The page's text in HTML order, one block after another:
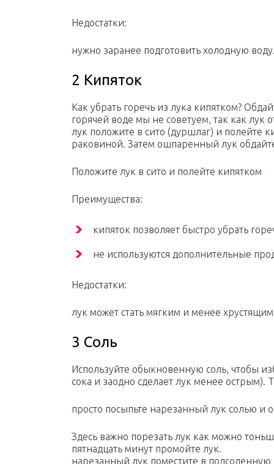
Недостатки:
нужно заранее подготовить холодную
2 Кипяток
Как убрать горечь из лука кипятком?
горячей воде мы не советуем, так как лук
лук положите в сито (дуршлаг) и полейте
раковиной. Затем ошпаренный лук
Положите лук в сито и полейте кипятком
Преимущества:
кипяток позволяет быстро убрать
не используются дополнительные
Недостатки:
лук может стать мягким и менее
3 Соль
Используйте обыкновенную соль, чтобы
сока и заодно сделает лук менее острым).
просто посыпьте нарезанный лук солью и
Здесь важно порезать лук как можно
пятнадцать минут промойте лук.
нарезанный лук поместите в